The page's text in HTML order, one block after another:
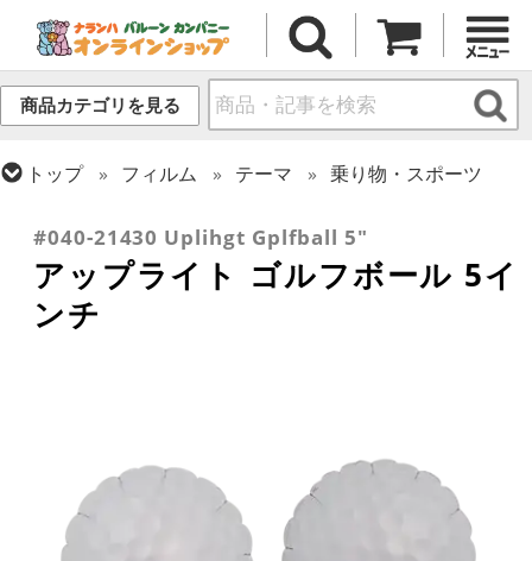
商品カテゴリを見る
トップ フィルム テーマ
乗り物・スポーツ
#040-21430 Uplihgt Gplfball 5"
アップライト ゴルフボール 5イ
ンチ